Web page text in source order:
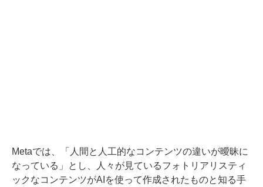
Metaでは、「人間と人工的なコンテンツの違いが曖昧に
なっている」とし、人々が見ているフォトリアリスティ
ックなコンテンツがAIを使って作成されたものと知る手